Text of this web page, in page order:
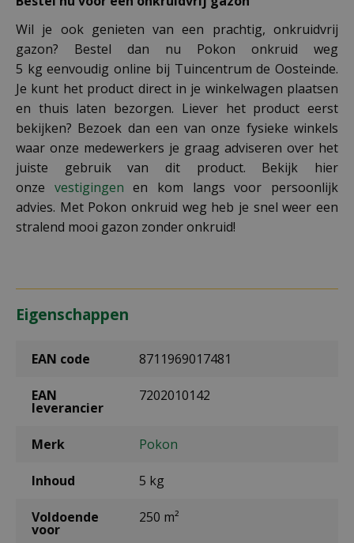
Wil je ook genieten van een prachtig, onkruidvrij
gazon? Bestel dan nu Pokon onkruid weg
5 kg eenvoudig online bij Tuincentrum de Oosteinde.
Je kunt het product direct in je winkelwagen plaatsen
en thuis laten bezorgen. Liever het product eerst
bekijken? Bezoek dan een van onze fysieke winkels
waar onze medewerkers je graag adviseren over het
juiste gebruik van dit product. Bekijk hier
onze vestigingen en kom langs voor persoonlijk
advies. Met Pokon onkruid weg heb je snel weer een
stralend mooi gazon zonder onkruid!
Eigenschappen
EAN code 8711969017481
EAN
leverancier
7202010142
Merk Pokon
Inhoud 5 kg
Voldoende
voor
250 m²